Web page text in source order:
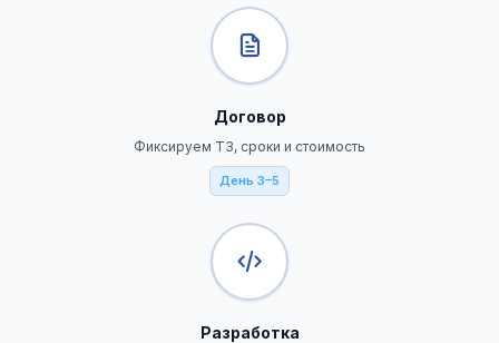
Договор
Фиксируем ТЗ, сроки и стоимость
День 3–5
Разработка